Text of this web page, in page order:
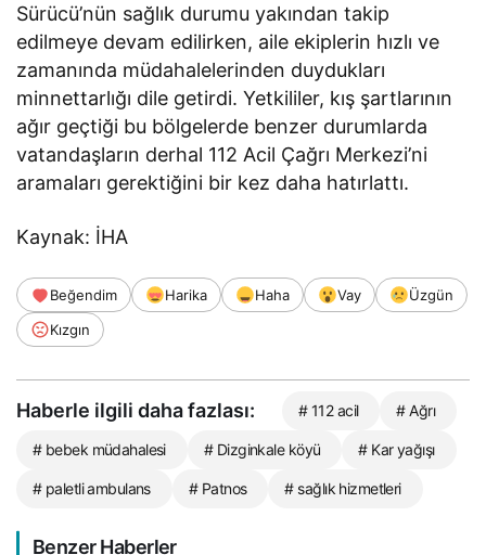
Sürücü’nün sağlık durumu yakından takip
edilmeye devam edilirken, aile ekiplerin hızlı ve
zamanında müdahalelerinden duydukları
minnettarlığı dile getirdi. Yetkililer, kış şartlarının
ağır geçtiği bu bölgelerde benzer durumlarda
vatandaşların derhal 112 Acil Çağrı Merkezi’ni
aramaları gerektiğini bir kez daha hatırlattı.
Kaynak: İHA
Beğendim Harika Haha Vay
Üzgün
Kızgın
Haberle ilgili daha fazlası: # 112 acil # Ağrı
# bebek müdahalesi # Dizginkale köyü # Kar yağışı
# paletli ambulans # Patnos # sağlık hizmetleri
Benzer Haberler